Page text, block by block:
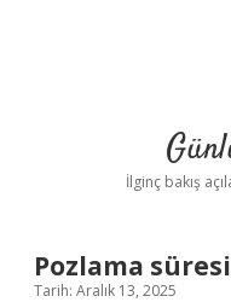
İlginç bakış
Pozlama
Tarih: Aralık 13, 2025